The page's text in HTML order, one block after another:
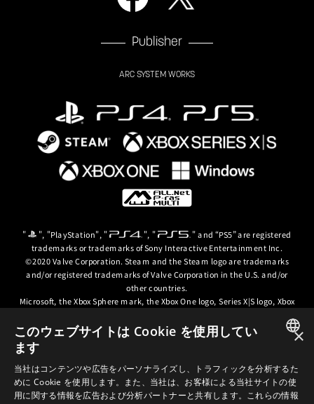
Publisher
ARC SYSTEM WORKS
" ", "PlayStation", " ", " " and “PS5” are registered
trademarks or trademarks of Sony Interactive Entertainment Inc.
©2020 Valve Corporation. Steam and the Steam logo are trademarks
and/or registered trademarks of Valve Corporation in the U.S. and/or
other countries.
Microsoft, the Xbox Sphere mark, the Xbox One logo, Series X|S logo, Xbox
trademarks of the Microsoft group of companies.
© ARC SYSTEM WORKS / © 2024 CD PROJEKT S.A. All rights reserved. CD
PROJEKT, the CD PROJEKT logo, Cyberpunk, Cyberpunk 2077, the
Cyberpunk 2077 logo and Cyberpunk: Edgerunners are trademarks and/or
registered trademarks of CD PROJEKT S.A. in the US and/or other
ENGLISH
×
このウェブサイトは Cookie を使用してい
ます
当社はコンテンツや広告をパーソナライズし、トラフィックを分析するた
めに Cookie を使用します。また、当社は、お客様による当社サイトの使
用に関する情報を広告および分析パートナーと共有します。これらの情報